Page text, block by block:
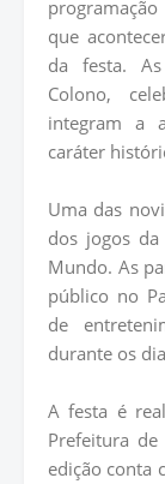
que
da festa.
Colono,
integram a
caráter
Uma das
dos jogos
Mundo. As
público no
de
durante os
A festa é
Prefeitura
edição conta